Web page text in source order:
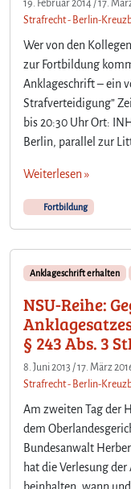
19. Februar 2014 /17.
Strafrecht - Berlin-
Wer von den
zur Fortbildung
Anklageschrift – ein
Strafverteidigung”
bis 20:30 Uhr Ort:
Berlin, parallel zur
Weiterlesen »
Fortbildung
Anklageschrift erhalten
NSU-Reihe:
§ 243 Abs. 3
8. Juni 2013 /17. März
Strafrecht - Berlin-
Am zweiten Tag der
dem
Bundesanwalt
hat die Verlesung